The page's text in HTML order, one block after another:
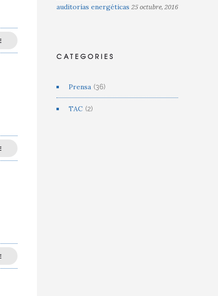
auditorías energéticas 25 octubre, 2016
CATEGORIES
Prensa (36)
TAC (2)